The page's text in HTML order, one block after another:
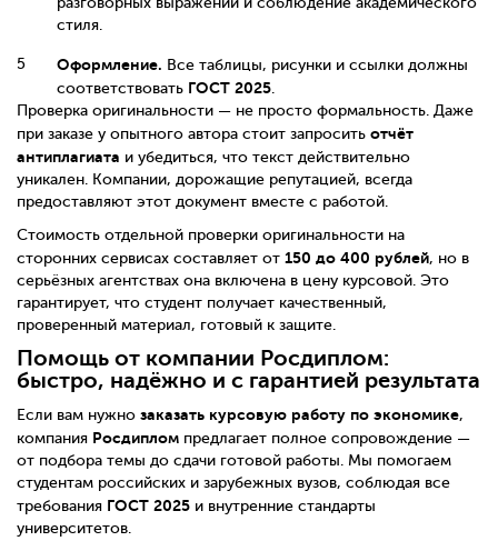
стиля.
Оформление. Все таблицы, рисунки и ссылки должны
соответствовать ГОСТ 2025
Проверка оригинальности — не просто формальность. Даже
при заказе у опытного автора стоит запросить отчёт
антиплагиата и убедиться, что текст действительно
уникален. Компании, дорожащие репутацией, всегда
предоставляют этот документ вместе с работой.
Стоимость отдельной проверки оригинальности на
сторонних сервисах составляет от 150 до 400 рублей, но в
серьёзных агентствах она включена в цену курсовой. Это
гарантирует, что студент получает качественный,
проверенный материал, готовый к защите.
Помощь от компании Росдиплом:
быстро, надёжно и с гарантией результата
Если вам нужно заказать курсовую работу по экономике,
компания Росдиплом предлагает полное сопровождение —
от подбора темы до сдачи готовой работы. Мы помогаем
студентам российских и зарубежных вузов, соблюдая все
требования ГОСТ 2025 и внутренние стандарты
университетов.